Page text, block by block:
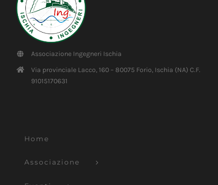
Associazione Ingegneri Ischia
Via provinciale Lacco, 160 – 80075 Forio, Ischia (NA) C.F.
91015170631
Home
Associazione